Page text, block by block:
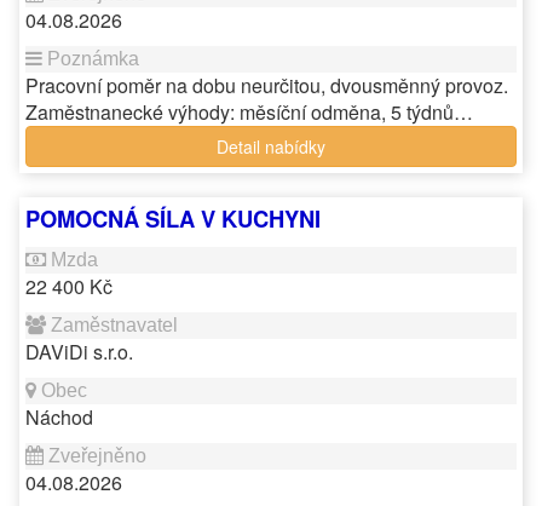
04.08.2026
Pracovní poměr na dobu neurčitou, dvousměnný provoz.
Zaměstnanecké výhody: měsíční odměna, 5 týdnů…
Detail nabídky
POMOCNÁ SÍLA V KUCHYNI
22 400 Kč
DAViDi s.r.o.
Náchod
04.08.2026